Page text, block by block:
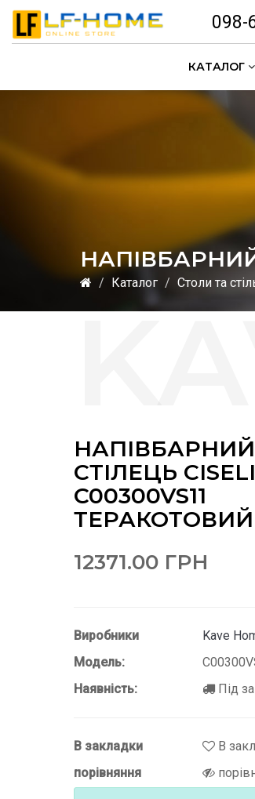
098-
КАТАЛОГ
НАПІВБАРНИЙ
Каталог Столи та
НАПІВБАРНИЙ
СТІЛЕЦЬ
C00300VS11
ТЕРАКОТОВИЙ
12371.00 ГРН
Виробники
Kave
Модель:
Наявність:
Під
В закладки
В
порівняння